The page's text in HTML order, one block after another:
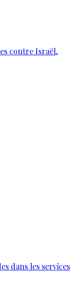
contre Israël,
dans les services